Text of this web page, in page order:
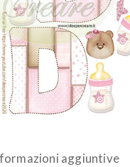
aggiuntive